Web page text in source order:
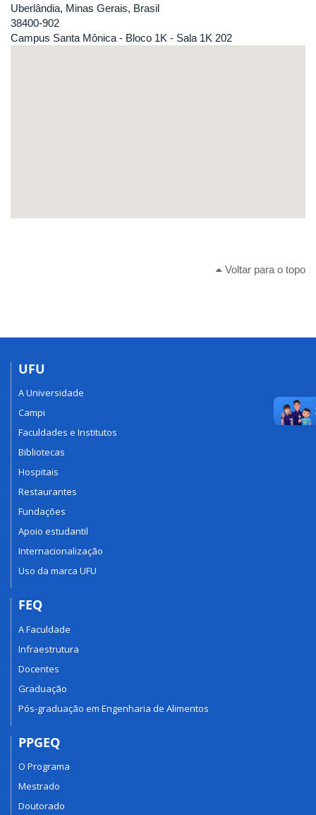
Uberlândia, Minas Gerais, Brasil
38400-902
Campus Santa Mônica - Bloco 1K - Sala 1K 202
Voltar para o topo
UFU
A Universidade
Campi
Faculdades e Institutos
Bibliotecas
Hospitais
Restaurantes
Fundações
Apoio estudantil
Internacionalização
Uso da marca UFU
FEQ
A Faculdade
Infraestrutura
Docentes
Graduação
Pós-graduação em Engenharia de Alimentos
PPGEQ
O Programa
Mestrado
Doutorado